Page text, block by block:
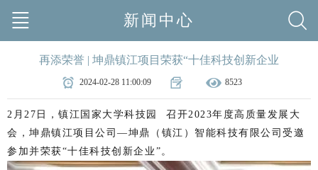
新闻中心
再添荣誉 | 坤鼎镇江项目荣获“十佳科技创新企业
2024-02-28 11:00:09 8523
2月27日，镇江国家大学科技园
召开2023年度高质量发展大
会，坤鼎镇江项目公司—坤鼎 （镇江）智能科技有限公司受邀
参加并荣获“十佳科技创新企业 ”。